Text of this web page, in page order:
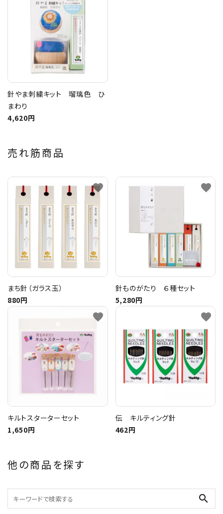
針やま刺繍キット 瑠璃色 ひ
まわり
4,620円
売れ筋商品
まち針（ガラス玉）
880円
favorite
針ものがたり ６種セット
5,280円
favorite
キルトスターターセット
1,650円
favorite
伝 キルティング針
462円
favorite
他の商品を探す
search